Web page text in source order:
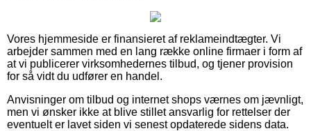
Vores hjemmeside er finansieret af reklameindtægter. Vi
arbejder sammen med en lang række online firmaer i form af
at vi publicerer virksomhedernes tilbud, og tjener provision
for så vidt du udfører en handel.
Anvisninger om tilbud og internet shops værnes om jævnligt,
men vi ønsker ikke at blive stillet ansvarlig for rettelser der
eventuelt er lavet siden vi senest opdaterede sidens data.